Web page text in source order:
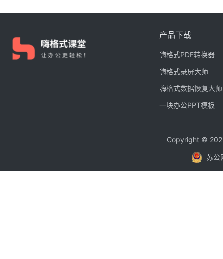
产品下载
嗨格式PDF转换器
嗨格式录屏大师
嗨格式数据恢复大师
一块办公PPT模板
Copyright ©
苏